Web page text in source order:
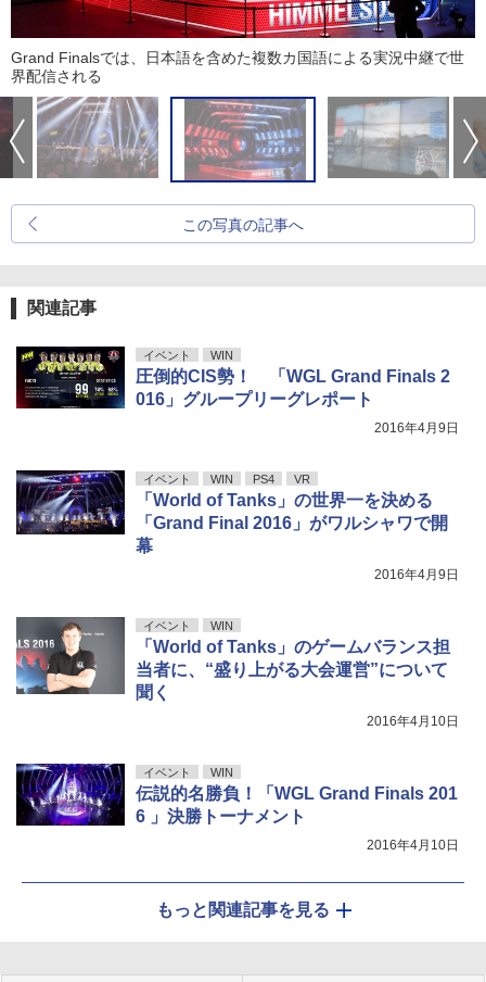
Grand Finalsでは、日本語を含めた複数カ国語による実況中継で世
界配信される
この写真の記事へ
関連記事
イベント WIN
圧倒的CIS勢！ 「WGL Grand Finals 2
016」グループリーグレポート
2016年4月9日
イベント WIN PS4 VR
「World of Tanks」の世界一を決める
「Grand Final 2016」がワルシャワで開
幕
2016年4月9日
イベント WIN
「World of Tanks」のゲームバランス担
当者に、“盛り上がる大会運営”について
聞く
2016年4月10日
イベント WIN
伝説的名勝負！「WGL Grand Finals 201
6 」決勝トーナメント
2016年4月10日
もっと関連記事を見る